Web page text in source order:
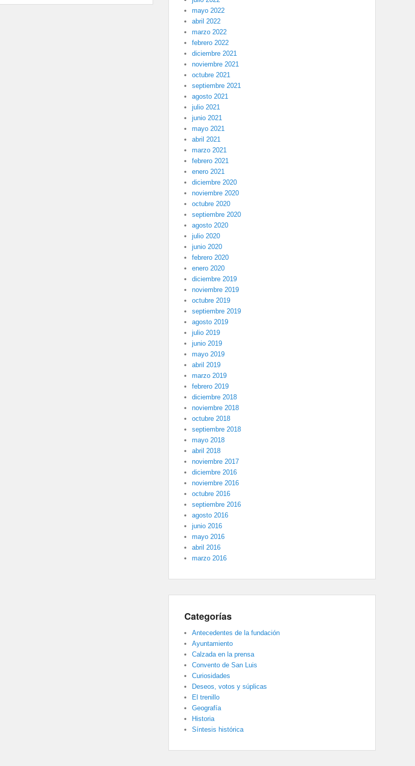
mayo 2022
abril 2022
marzo 2022
febrero 2022
diciembre 2021
noviembre 2021
octubre 2021
septiembre 2021
agosto 2021
julio 2021
junio 2021
mayo 2021
abril 2021
marzo 2021
febrero 2021
enero 2021
diciembre 2020
noviembre 2020
octubre 2020
septiembre 2020
agosto 2020
julio 2020
junio 2020
febrero 2020
enero 2020
diciembre 2019
noviembre 2019
octubre 2019
septiembre 2019
agosto 2019
julio 2019
junio 2019
mayo 2019
abril 2019
marzo 2019
febrero 2019
diciembre 2018
noviembre 2018
octubre 2018
septiembre 2018
mayo 2018
abril 2018
noviembre 2017
diciembre 2016
noviembre 2016
octubre 2016
septiembre 2016
agosto 2016
junio 2016
mayo 2016
abril 2016
marzo 2016
Categorías
Antecedentes de la fundación
Ayuntamiento
Calzada en la prensa
Convento de San Luis
Curiosidades
Deseos, votos y súplicas
El trenillo
Geografía
Historia
Síntesis histórica